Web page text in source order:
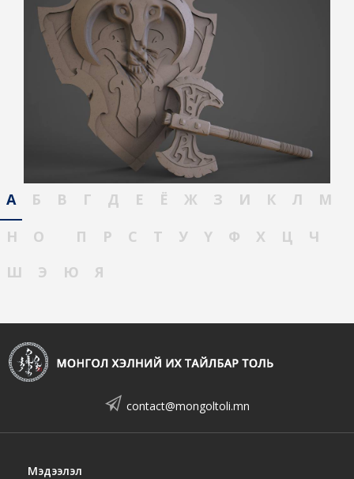
А Б В Г Д Е Ё Ж З И К Л
М
Н
О П Р С Т У Ү Ф Х Ц
Ч
Ш
Э Ю Я
contact@mongoltoli.mn
Мэдээлэл